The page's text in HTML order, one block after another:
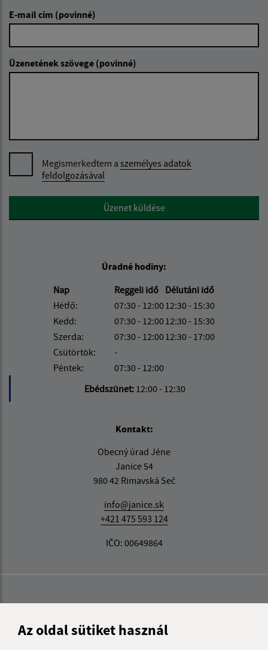
Az oldal sütiket használ
E-mail cím (povinné)
Üzenetének szövege (povinné)
Megismerkedtem a személyes adatok
feldolgozásával
Google reCaptcha ResponseÜzenet küldése
Úradné hodiny:
Nap
Reggeli idő Délutáni idő
Hétfő:
07:30 - 12:0012:30 - 15:30
Kedd:
07:30 - 12:0012:30 - 15:30
Szerda:
07:30 - 12:0012:30 - 17:00
Csütörtök:
-
Péntek:
07:30 - 12:00
Ebédszünet: 12:00 - 12:30
Kontakt:
Obecný úrad Jéne
Janice 54
980 42 Rimavská Seč
info@janice.sk
+421 475 593 124
IČO: 00649864